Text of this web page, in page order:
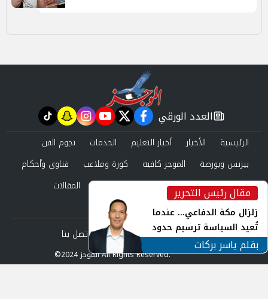
مقال رئيس التحرير
زلزال مكة الدفاعي... عندما
تُعيد السياسة ترسيم حدود
الأمن القومي العربي
بقلم ياسر بركات
newspaper
العدد الورقي facebook
twitter
youtube
instagram
snapchat
tiktok
الرئيسية الأخبار أخبار التعليم الخدمات
نجوم الفن
بيزنس وبورصة
الموجز كافية كورة وملاعب
فتاوى وأحكام
صحة وجمال
عرب وعالم حوادث ومحاكم
المقالات
العدد الورقي
من نحن
سياسة الخصوصية اتصل بنا
©2024 الموجز All Rights Reserved.